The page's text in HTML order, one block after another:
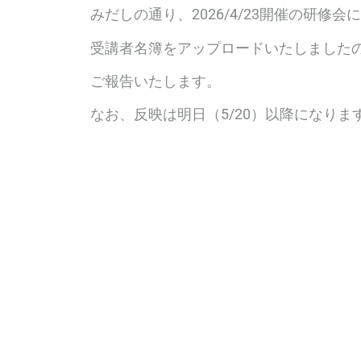
みだしの通り、2026/4/23開催の研修会
受講者名簿をアップロードいたしました
ご報告いたします。
なお、反映は明日（5/20）以降になりま